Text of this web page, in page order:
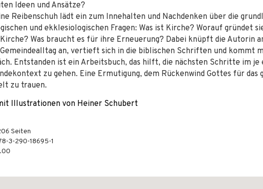
Ideen und Ansätze?
Reibenschuh lädt ein zum Innehalten und Nachdenken über die
und ekklesiologischen Fragen: Was ist Kirche? Worauf gründet
Was braucht es für ihre Erneuerung? Dabei knüpft die Autorin
an, vertieft sich in die biblischen Schriften und kommt
Entstanden ist ein Arbeitsbuch, das hilft, die nächsten Schritte im je
zu gehen. Eine Ermutigung, dem Rückenwind Gottes für das
zu trauen.
Illustrationen von Heiner Schubert
Seiten
3-290-18695-1